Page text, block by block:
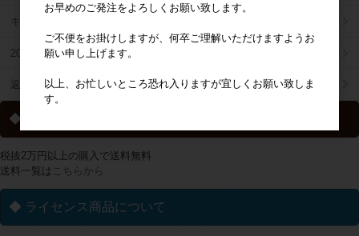
キャラジャン
2025年秋冬商品リスト
返品特約について
◆ 送料について
税抜2万円以上の購入で送料無料
送料一覧は こちらから
◆ ライセンス商品について
お早めのご発注をよろしくお願い致します。
ご不便をお掛けしますが、何卒ご理解いただけますようお
願い申し上げます。
以上、お忙しいところ恐れ入りますが宜しくお願い致しま
す。